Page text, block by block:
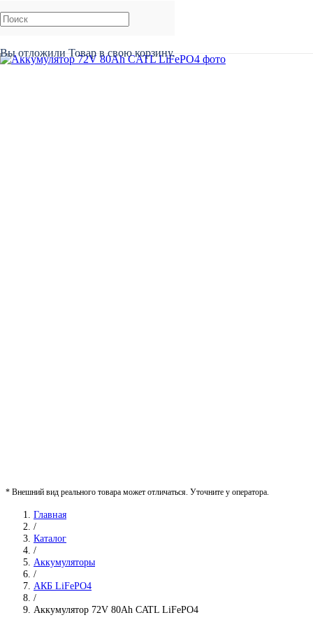
Вы отложили Товарв свою корзину.
* Внешний вид реального товара может отличаться. Уточните у оператора.
Главная
/
Каталог
/
Аккумуляторы
/
АКБ LiFePO4
/
Аккумулятор 72V 80Ah CATL LiFePO4